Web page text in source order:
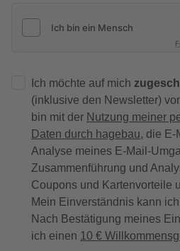
Ich möchte auf mich
(inklusive den Newsletter)
bin mit der Nutzung meiner
Daten durch hagebau, die E-
Analyse meines E-Mail-
Zusammenführung und
Coupons und Kartenvorteile
Mein Einverständnis kann
Nach Bestätigung meines
ich einen 10 €